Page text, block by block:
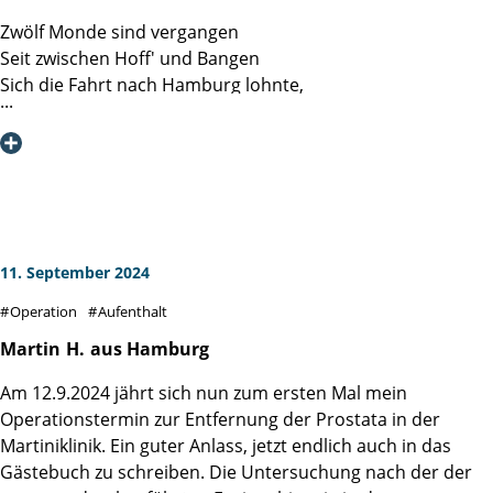
Zwölf Monde sind vergangen
Seit zwischen Hoff' und Bangen
Sich die Fahrt nach Hamburg lohnte,
Wo ich bei den Martinis wohnte.
Dort galt es eine Drüse zu entfernen
Ohne Angst und Schweiß und Pein
Gelang mit Bravour die fällige Exzision
Unter Dramaturgie von Prof. Salomon.
Was er gründlich inspizierte,
War die im Vorlauf dedektierte
Gewebezelle samt der Lymphen.
Mittels Da Vinci's TechnoTrümpfen
11. September 2024
Operation Aufenthalt
Martin H. aus Hamburg
Am 12.9.2024 jährt sich nun zum ersten Mal mein
Operationstermin zur Entfernung der Prostata in der
Martiniklinik. Ein guter Anlass, jetzt endlich auch in das
Gästebuch zu schreiben. Die Untersuchung nach der der